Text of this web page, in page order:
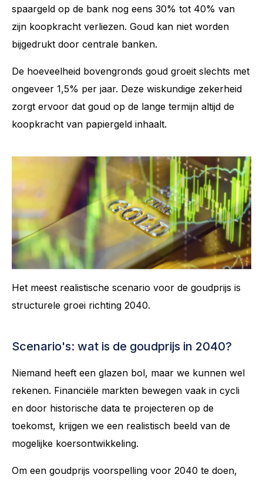
spaargeld op de bank nog eens 30% tot 40% van
zijn koopkracht verliezen. Goud kan niet worden
bijgedrukt door centrale banken.
De hoeveelheid bovengronds goud groeit slechts met
ongeveer 1,5% per jaar. Deze wiskundige zekerheid
zorgt ervoor dat goud op de lange termijn altijd de
koopkracht van papiergeld inhaalt.
Het meest realistische scenario voor de goudprijs is
structurele groei richting 2040.
Scenario's: wat is de goudprijs in 2040?
Niemand heeft een glazen bol, maar we kunnen wel
rekenen. Financiële markten bewegen vaak in cycli
en door historische data te projecteren op de
toekomst, krijgen we een realistisch beeld van de
mogelijke koersontwikkeling.
Om een goudprijs voorspelling voor 2040 te doen,